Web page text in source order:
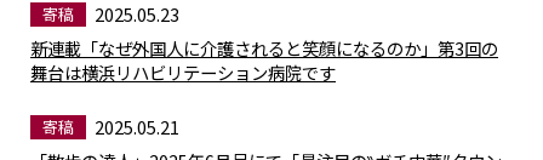
寄稿
2025.05.23
新連載「なぜ外国人に介護されると笑顔になるのか」第3回の
舞台は横浜リハビリテーション病院です
寄稿
2025.05.21